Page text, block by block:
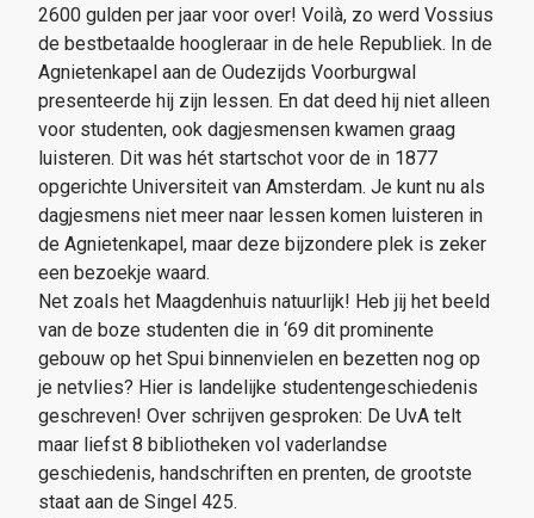
2600 gulden per jaar voor over! Voilà, zo werd Vossius
de bestbetaalde hoogleraar in de hele Republiek. In de
Agnietenkapel aan de Oudezijds Voorburgwal
presenteerde hij zijn lessen. En dat deed hij niet alleen
voor studenten, ook dagjesmensen kwamen graag
luisteren. Dit was hét startschot voor de in 1877
opgerichte Universiteit van Amsterdam. Je kunt nu als
dagjesmens niet meer naar lessen komen luisteren in
de Agnietenkapel, maar deze bijzondere plek is zeker
een bezoekje waard.
Net zoals het Maagdenhuis natuurlijk! Heb jij het beeld
van de boze studenten die in ‘69 dit prominente
gebouw op het Spui binnenvielen en bezetten nog op
je netvlies? Hier is landelijke studentengeschiedenis
geschreven! Over schrijven gesproken: De UvA telt
maar liefst 8 bibliotheken vol vaderlandse
geschiedenis, handschriften en prenten, de grootste
staat aan de Singel 425.